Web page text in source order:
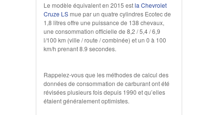
Le modèle équivalent en 2015 estla Chevrolet
Cruze LSmue par un quatre cylindres Ecotec de
1,8 litres offre une puissance de 138 chevaux,
une consommation officielle de 8,2 / 5,4 / 6,9
l/100 km (ville / route / combinée) et un 0 à 100
km/h prenant 8.9 secondes.
Rappelez-vous que les méthodes de calcul des
données de consommation de carburant ont été
révisées plusieurs fois depuis 1990 et qu’elles
étaient généralement optimistes.